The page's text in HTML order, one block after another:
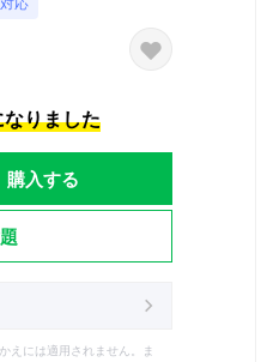
応
りました
購入する
えには適用されません。ま